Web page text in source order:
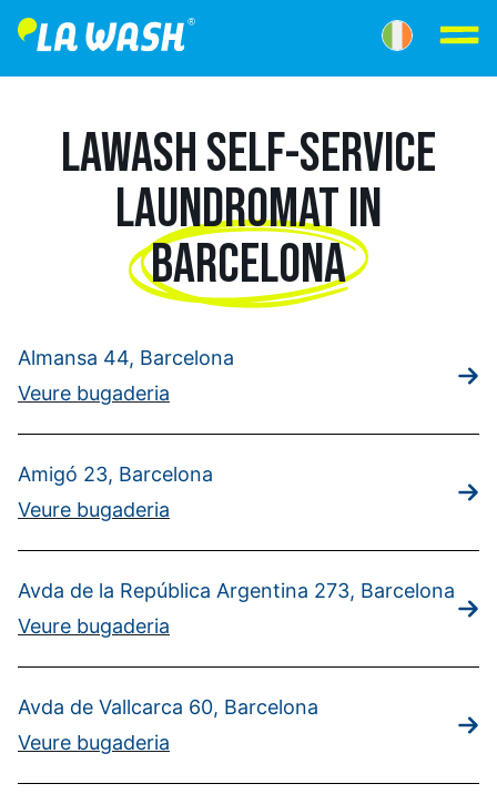
LAWASH SELF-SERVICE
LAUNDROMAT IN
BARCELONA
Almansa 44, Barcelona
Veure bugaderia
Amigó 23, Barcelona
Veure bugaderia
Avda de la República Argentina 273, Barcelona
Veure bugaderia
Avda de Vallcarca 60, Barcelona
Veure bugaderia